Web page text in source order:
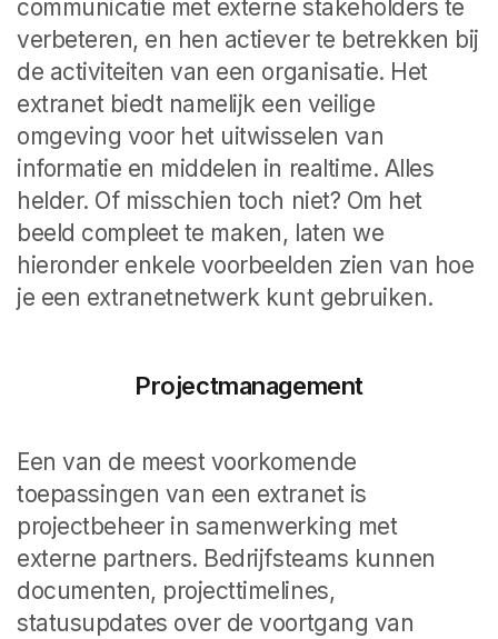
communicatie met externe stakeholders te
verbeteren, en hen actiever te betrekken bij
de activiteiten van een organisatie. Het
extranet biedt namelijk een veilige
omgeving voor het uitwisselen van
informatie en middelen in realtime. Alles
helder. Of misschien toch niet? Om het
beeld compleet te maken, laten we
hieronder enkele voorbeelden zien van hoe
je een extranetnetwerk kunt gebruiken.
Projectmanagement
Een van de meest voorkomende
toepassingen van een extranet is
projectbeheer in samenwerking met
externe partners. Bedrijfsteams kunnen
documenten, projecttimelines,
statusupdates over de voortgang van